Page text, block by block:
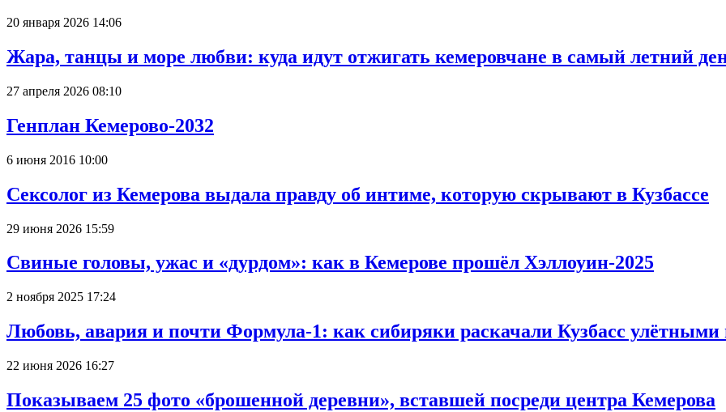
20 января 2026 14:06
Жара, танцы и море любви: куда идут отжигать кемеровчане в самый летний
27 апреля 2026 08:10
Генплан Кемерово-2032
6 июня 2016 10:00
Сексолог из Кемерова выдала правду об интиме, которую скрывают в Кузбассе
29 июня 2026 15:59
Свиные головы, ужас и «дурдом»: как в Кемерове прошёл Хэллоуин-2025
2 ноября 2025 17:24
Любовь, авария и почти Формула-1: как сибиряки раскачали Кузбасс улётными
22 июня 2026 16:27
Показываем 25 фото «брошенной деревни», вставшей посреди центра Кемерова